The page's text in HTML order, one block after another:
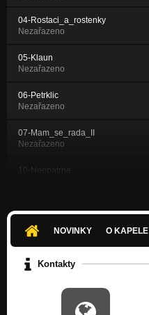
04-Rostaci_a_rostenky
Nezařazeno
05-Klaun
Nezařazeno
06-Petrklic
Nezařazeno
07-Mam_se_rada_II
Nezařazeno
10-Neopatrne
12-Revolucni
Nezařazeno
Nezařazeno
NOVINKY O KAPELE
Kontakty